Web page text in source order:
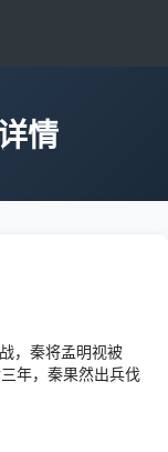
情
，秦将孟明视被
年，秦果然出兵伐